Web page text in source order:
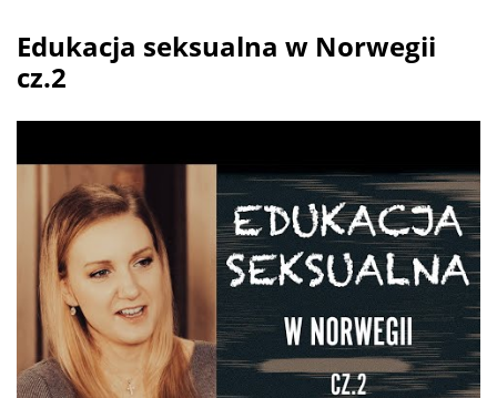
Edukacja seksualna w Norwegii
cz.2